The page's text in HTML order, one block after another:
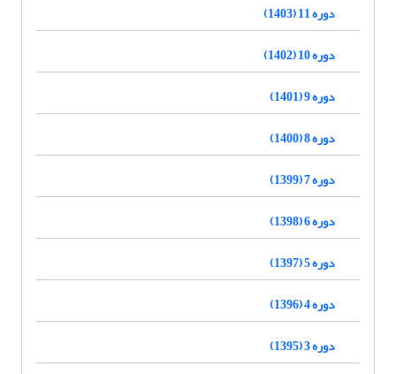
دوره 11 (1403)
دوره 10 (1402)
دوره 9 (1401)
دوره 8 (1400)
دوره 7 (1399)
دوره 6 (1398)
دوره 5 (1397)
دوره 4 (1396)
دوره 3 (1395)